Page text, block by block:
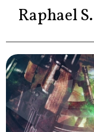
Raphael